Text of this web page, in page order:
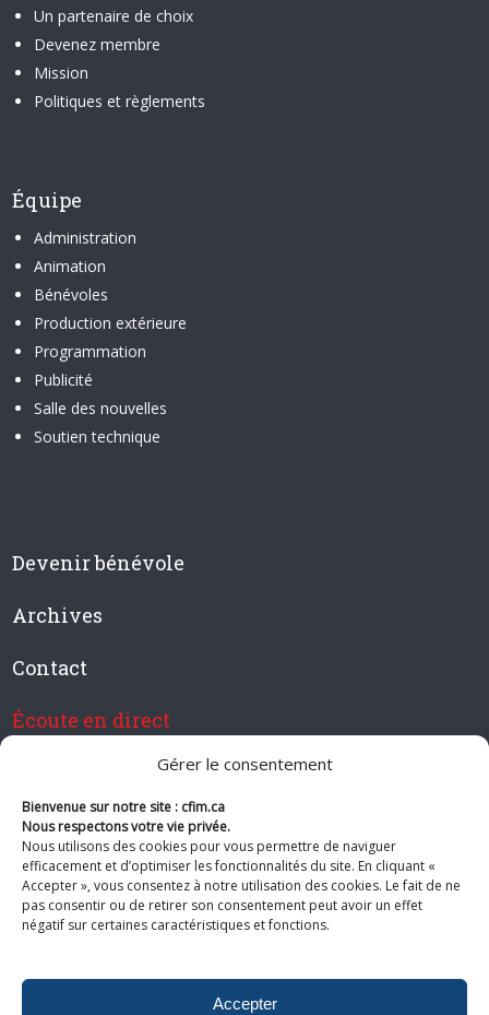
Gérer le consentement
Bienvenue sur notre site : cfim.ca
Nous respectons votre vie privée.
Nous utilisons des cookies pour vous permettre de naviguer
efficacement et d’optimiser les fonctionnalités du site. En cliquant «
Accepter », vous consentez à notre utilisation des cookies. Le fait de ne
pas consentir ou de retirer son consentement peut avoir un effet
négatif sur certaines caractéristiques et fonctions.
Accepter
Un partenaire de choix
Devenez membre
Mission
Politiques et règlements
Équipe
Administration
Animation
Bénévoles
Production extérieure
Programmation
Publicité
Salle des nouvelles
Soutien technique
Devenir bénévole
Archives
Contact
Écoute en direct
Devenir membre de CFIM
Suivez-nous